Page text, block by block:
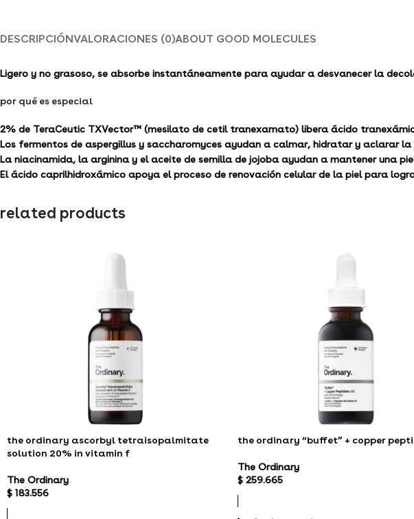
DESCRIPCIÓNVALORACIONES (0)ABOUT GOOD MOLECULES
Ligero y no grasoso, se absorbe instantáneamente para ayudar a desvanecer la
por qué es especial
2% de TeraCeutic TXVector™ (mesilato de cetil tranexamato) libera ácido
Los fermentos de aspergillus y saccharomyces ayudan a calmar, hidratar y aclarar la
La niacinamida, la arginina y el aceite de semilla de jojoba ayudan a mantener una
El ácido caprilhidroxámico apoya el proceso de renovación celular de la piel para
related products
the ordinary ascorbyl tetraisopalmitate
solution 20% in vitamin f
The Ordinary
$ 183.556
the ordinary “buffet” + copper
The Ordinary
$ 259.665